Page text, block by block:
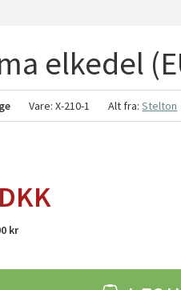
elkedel
Vare:X-210-1 Alt fra:Stelton
DKK
kr